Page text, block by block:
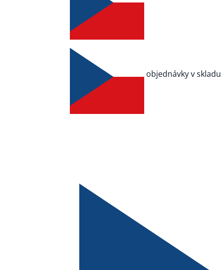
Produkt může být na
nebo uložený na jiné
položku ručně,
slíbený termín doručení.